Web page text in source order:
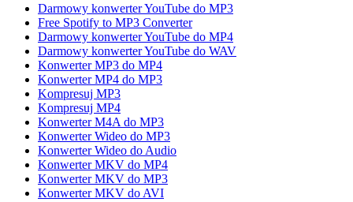
Darmowy konwerter YouTube do MP3
Free Spotify to MP3 Converter
Darmowy konwerter YouTube do MP4
Darmowy konwerter YouTube do WAV
Konwerter MP3 do MP4
Konwerter MP4 do MP3
Kompresuj MP3
Kompresuj MP4
Konwerter M4A do MP3
Konwerter Wideo do MP3
Konwerter Wideo do Audio
Konwerter MKV do MP4
Konwerter MKV do MP3
Konwerter MKV do AVI